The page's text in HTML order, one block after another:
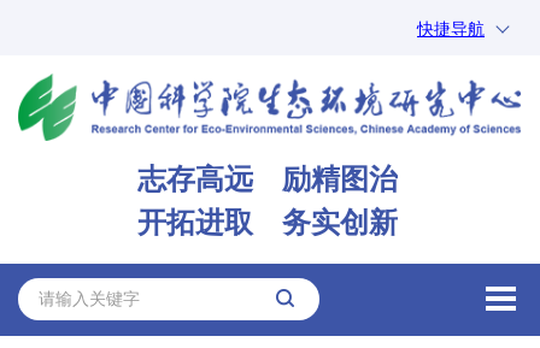
快捷导航
ARP
邮箱
志存高远 励精图治
开拓进取 务实创新